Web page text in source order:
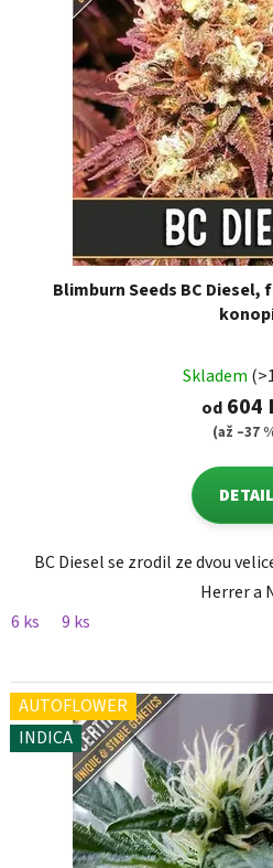
Blimburn Seeds BC
Skladem
od604
(až –37
DETAIL
BC Diesel se zrodil ze dvou
Herrer a
6 ks
9 ks
AUTOFLOWER
INDICA